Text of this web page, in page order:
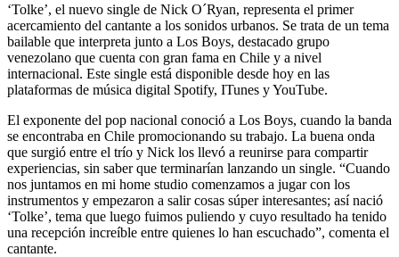
‘Tolke’, el nuevo single de Nick O´Ryan, representa el primer
acercamiento del cantante a los sonidos urbanos. Se trata de un tema
bailable que interpreta junto a Los Boys, destacado grupo
venezolano que cuenta con gran fama en Chile y a nivel
internacional. Este single está disponible desde hoy en las
plataformas de música digital Spotify, ITunes y YouTube.
El exponente del pop nacional conoció a Los Boys, cuando la banda
se encontraba en Chile promocionando su trabajo. La buena onda
que surgió entre el trío y Nick los llevó a reunirse para compartir
experiencias, sin saber que terminarían lanzando un single. “Cuando
nos juntamos en mi home studio comenzamos a jugar con los
instrumentos y empezaron a salir cosas súper interesantes; así nació
‘Tolke’, tema que luego fuimos puliendo y cuyo resultado ha tenido
una recepción increíble entre quienes lo han escuchado”, comenta el
cantante.